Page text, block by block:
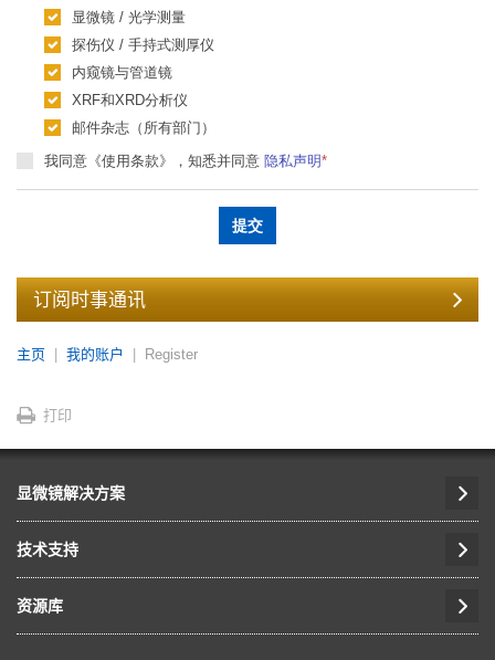
显微镜 / 光学测量
探伤仪 / 手持式测厚仪
内窥镜与管道镜
XRF和XRD分析仪
邮件杂志（所有部门）
我同意《使用条款》，知悉并同意 隐私声明*
订阅时事通讯
主页 我的账户 Register
打印
显微镜解决方案
技术支持
资源库